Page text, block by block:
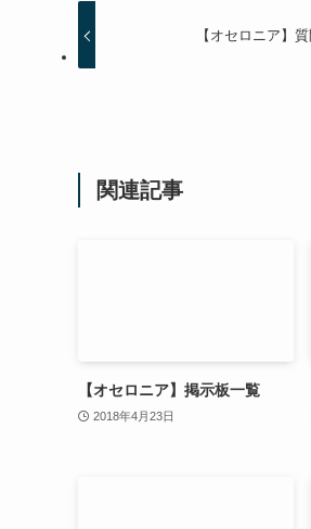
【オセロニア】
関連記事
【オセロニア】掲示板一覧
2018年4月23日